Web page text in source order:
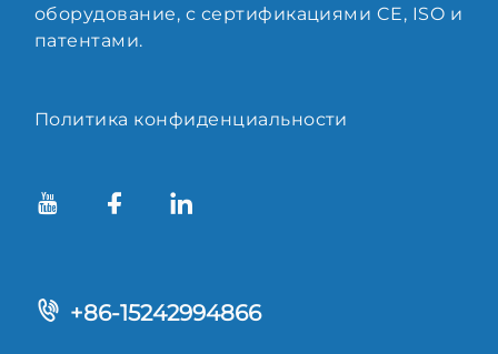
оборудование, с сертификациями CE, ISO и
патентами.
Политика конфиденциальности
+86-15242994866